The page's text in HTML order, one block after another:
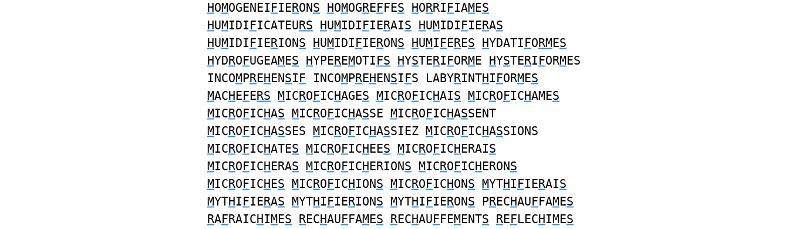
HOMOGENEIFIERONS HOMOGREFFES HORRIFIAMES
HUMIDIFICATEURS HUMIDIFIERAIS HUMIDIFIERAS
HUMIDIFIERIONS HUMIDIFIERONS HUMIFERES HYDATIFORMES
HYDROFUGEAMES HYPEREMOTIFS HYSTERIFORME HYSTERIFORMES
INCOMPREHENSIF INCOMPREHENSIFS LABYRINTHIFORMES
MACHEFERS MICROFICHAGES MICROFICHAIS MICROFICHAMES
MICROFICHAS MICROFICHASSE MICROFICHASSENT
MICROFICHASSES MICROFICHASSIEZ MICROFICHASSIONS
MICROFICHATES MICROFICHEES MICROFICHERAIS
MICROFICHERAS MICROFICHERIONS MICROFICHERONS
MICROFICHES MICROFICHIONS MICROFICHONS MYTHIFIERAIS
MYTHIFIERAS MYTHIFIERIONS MYTHIFIERONS PRECHAUFFAMES
RAFRAICHIMES RECHAUFFAMES RECHAUFFEMENTS REFLECHIMES